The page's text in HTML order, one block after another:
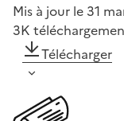
Mis à jour le 31
3K
Télécharger